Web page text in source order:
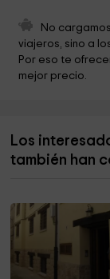
Plaza de las Cruces
Parroquia de
Seminario Conciliar
La Ermita
No
viajeros, sino a
Por eso te
mejor precio.
Los
también han